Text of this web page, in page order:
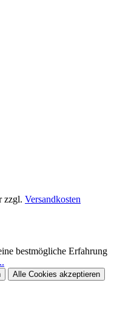
zzgl. Versandkosten
bestmögliche Erfahrung
Alle Cookies akzeptieren